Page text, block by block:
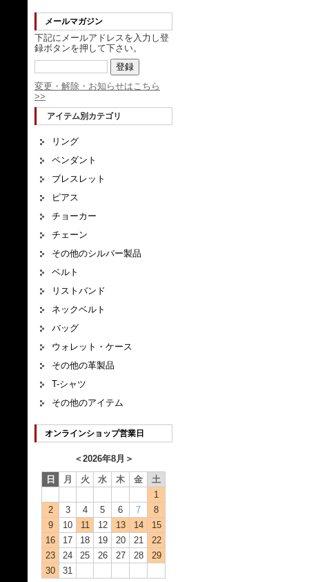
メールマガジン
下記にメールアドレスを入力し登
録ボタンを押して下さい。
変更・解除・お知らせはこちら
>>
アイテム別カテゴリ
リング
ペンダント
ブレスレット
ピアス
チョーカー
チェーン
その他のシルバー製品
ベルト
リストバンド
ネックベルト
バッグ
ウォレット・ケース
その他の革製品
T-シャツ
その他のアイテム
オンラインショップ営業日
＜2026年8月 ＞
日
月 火 水 木 金
土
1
2
3 4 5 6 7
8
9
10 11 12 13 14
15
16
17 18 19 20 21
22
23
24 25 26 27 28
29
30
31